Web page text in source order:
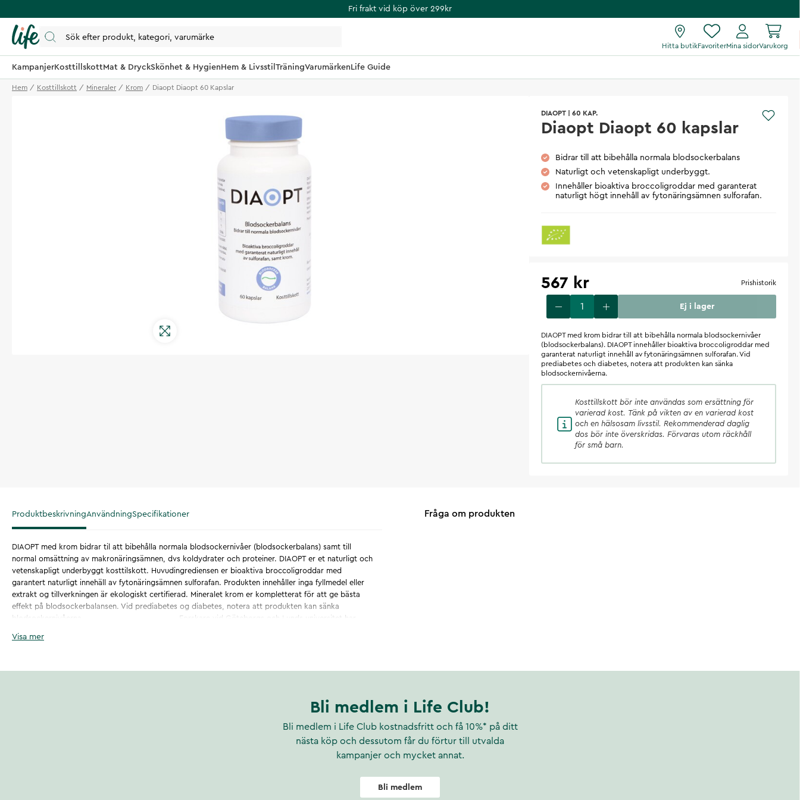
Fri frakt vid köp över 299kr
Hitta butikFavoriterMina sidorVarukorg
KampanjerKosttillskottMat & DryckSkönhet & HygienHem & Livsstil TräningVarumärkenLife Guide
Hem Kosttillskott Mineraler Krom Diaopt Diaopt 60 Kapslar
DIAOPT 60 KAP.
Diaopt Diaopt 60 kapslar
Bidrar till att bibehålla normala blodsockerbalans
Naturligt och vetenskapligt underbyggt.
Innehåller bioaktiva broccoligroddar med garanterat
naturligt högt innehåll av fytonäringsämnen sulforafan.
567 kr Prishistorik
Ej i lager
DIAOPT med krom bidrar till att bibehålla normala blodsockernivåer
(blodsockerbalans). DIAOPT innehåller bioaktiva broccoligroddar med
garanterat naturligt innehåll av fytonäringsämnen sulforafan. Vid
prediabetes och diabetes, notera att produkten kan sänka
blodsockernivåerna.
Kosttillskott bör inte användas som ersättning för
varierad kost. Tänk på vikten av en varierad kost
och en hälsosam livsstil. Rekommenderad daglig
dos bör inte överskridas. Förvaras utom räckhåll
för små barn.
ProduktbeskrivningAnvändningSpecifikationer
DIAOPT med krom bidrar til att bibehålla normala blodsockernivåer (blodsockerbalans) samt till
normal omsättning av makronäringsämnen, dvs koldydrater och proteiner. DIAOPT er et naturligt och
vetenskapligt underbyggt kosttilskott. Huvudingrediensen er bioaktiva broccoligroddar med
garantert naturligt innehäll av fytonäringsämnen sulforafan. Produkten innehåller inga fyllmedel eller
extrakt og tillverkningen är ekologiskt certifierad. Mineralet krom er kompletterat för att ge bästa
effekt på blodsockerbalansen. Vid prediabetes og diabetes, notera att produkten kan sänka
blodsockernivåerna. Forskare vid Göteborgs och Lunds universitet har
produktionen av blodsocker från levern, som är en central faktor vid typ 2-diabetes. Extra intressant
dåligt reglerad typ 2-diabetes fick signifikant förbättrat långtidsblodsocker efter behandlingen med
Upptäckten publicerades i den ledande vetenskapliga tidskriften Science Translational Medicine 2017
och har fått enorm uppmärksamhet runt världen. Bland alla forskningsartiklar som kom ut det året
Visa mer
Fråga om produkten
Bli medlem i Life Club!
Bli medlem i Life Club kostnadsfritt och få 10%* på ditt
nästa köp och dessutom får du förtur till utvalda
kampanjer och mycket annat.
Bli medlem